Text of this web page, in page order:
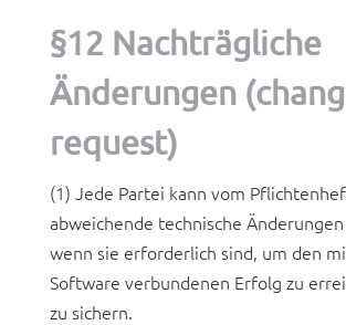
§12 Nachträgliche
Änderungen
request)
(1) Jede Partei kann vom
abweichende technische
wenn sie erforderlich sind, um den
Software verbundenen Erfolg zu
zu sichern.